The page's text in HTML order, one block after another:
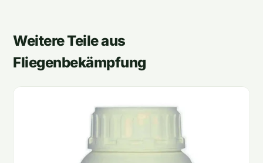
Weitere Teile aus
Fliegenbekämpfung